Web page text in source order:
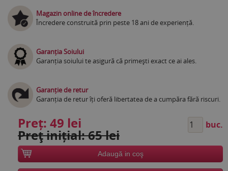
Magazin online de încredere
Încredere construită prin peste 18 ani de experiență.
Garanția Soiului
Garanția soiului te asigură că primești exact ce ai ales.
Garanție de retur
Garanția de retur îți oferă libertatea de a cumpăra fără riscuri.
Preț: 49 lei
Preţ inițial: 65 lei
buc.
Adaugă in coş